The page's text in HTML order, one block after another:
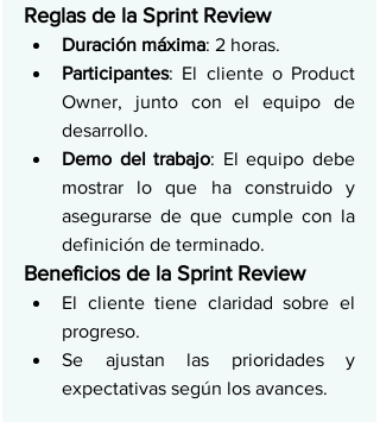
Reglas de la Sprint Review
Duración máxima: 2 horas.
Participantes: El cliente o Product
Owner, junto con el equipo de
desarrollo.
Demo del trabajo: El equipo debe
mostrar lo que ha construido y
asegurarse de que cumple con la
definición de terminado.
Beneficios de la Sprint Review
El cliente tiene claridad sobre el
progreso.
Se ajustan las prioridades y
expectativas según los avances.